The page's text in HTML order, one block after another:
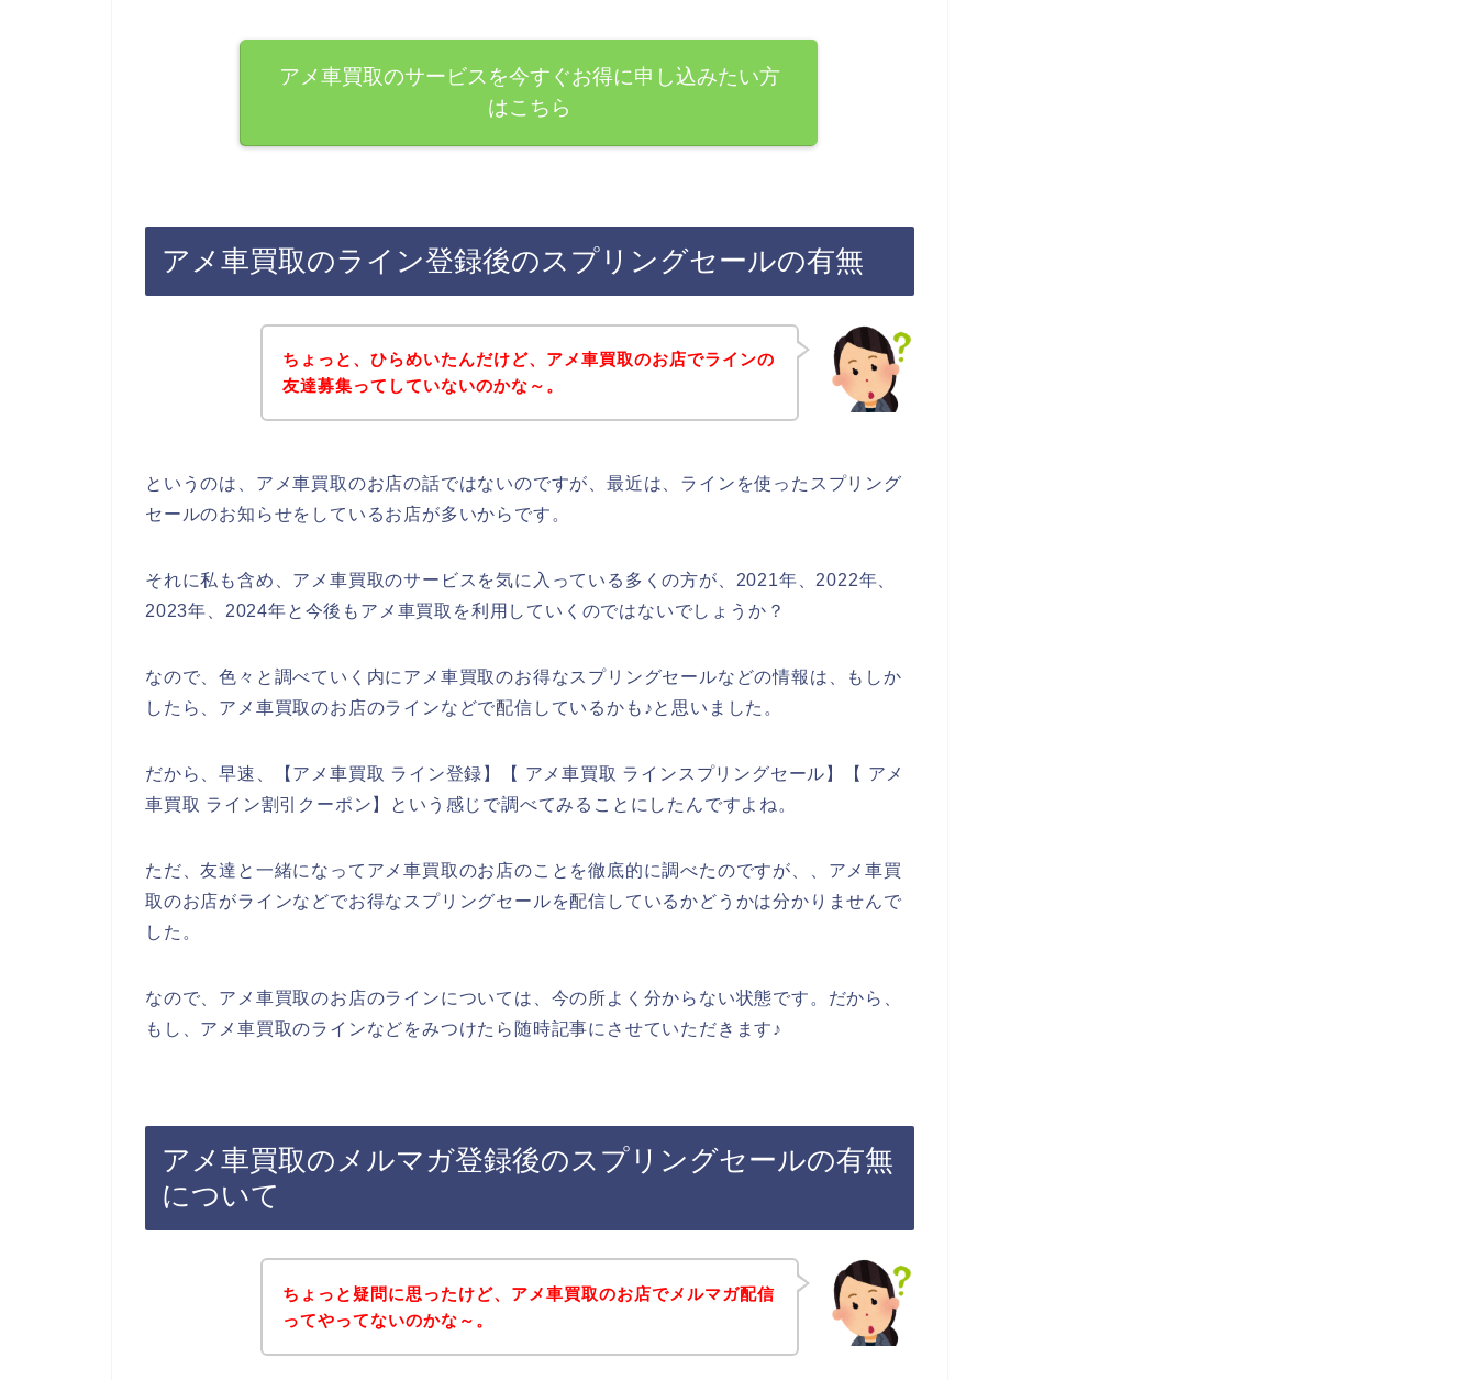
アメ車買取のサービスを今すぐお得に申し込みたい方
はこちら
アメ車買取のライン登録後のスプリングセールの有無
ちょっと、ひらめいたんだけど、アメ車買取のお店でラインの
友達募集ってしていないのかな～。
というのは、アメ車買取のお店の話ではないのですが、最近は、ラインを使ったスプリング
セールのお知らせをしているお店が多いからです。
それに私も含め、アメ車買取のサービスを気に入っている多くの方が、2021年、2022年、
2023年、2024年と今後もアメ車買取を利用していくのではないでしょうか？
なので、色々と調べていく内にアメ車買取のお得なスプリングセールなどの情報は、もしか
したら、アメ車買取のお店のラインなどで配信しているかも♪と思いました。
だから、早速、【アメ車買取 ライン登録】【 アメ車買取 ラインスプリングセール】【 アメ
車買取 ライン割引クーポン】という感じで調べてみることにしたんですよね。
ただ、友達と一緒になってアメ車買取のお店のことを徹底的に調べたのですが、、アメ車買
取のお店がラインなどでお得なスプリングセールを配信しているかどうかは分かりませんで
した。
なので、アメ車買取のお店のラインについては、今の所よく分からない状態です。だから、
もし、アメ車買取のラインなどをみつけたら随時記事にさせていただきます♪
アメ車買取のメルマガ登録後のスプリングセールの有無
について
ちょっと疑問に思ったけど、アメ車買取のお店でメルマガ配信
ってやってないのかな～。